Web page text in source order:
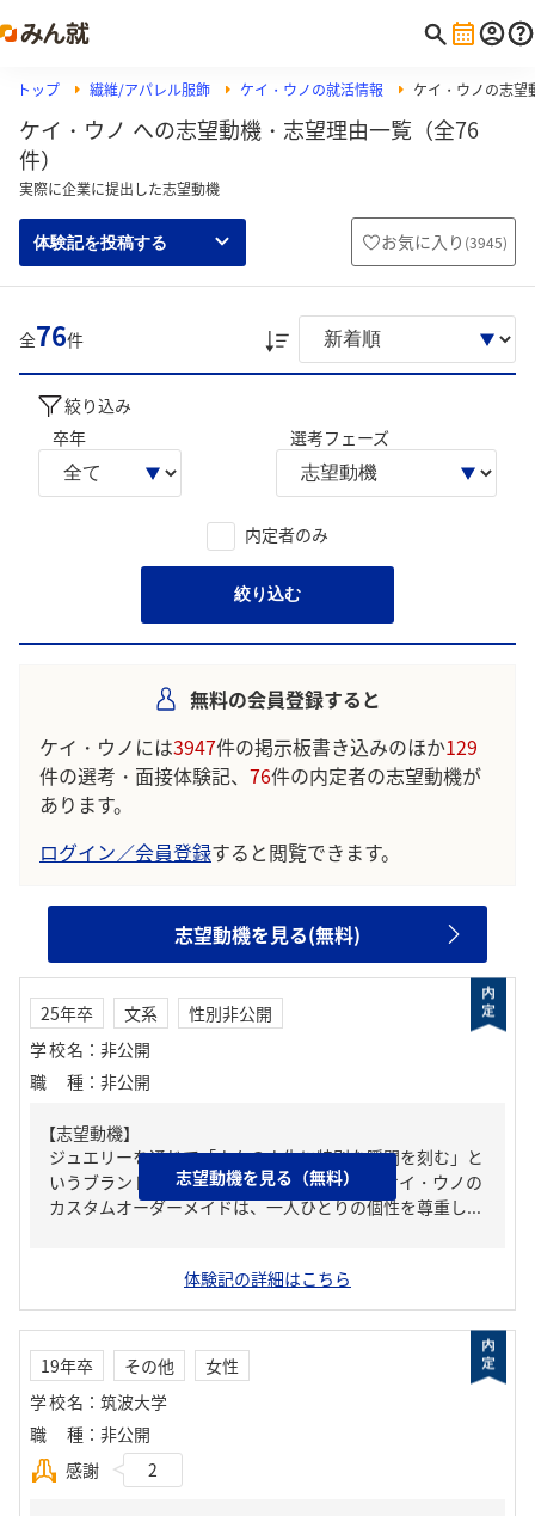
トップ 繊維/アパレル服飾 ケイ・ウノの就活情報 ケイ・ウノの志望
ケイ・ウノ への志望動機・志望理由一覧（全76
件）
実際に企業に提出した志望動機
体験記を投稿する お気に入り (3945)
全76件
絞り込み
卒年
選考フェーズ
内定者のみ
絞り込む
無料の会員登録すると
ケイ・ウノには3947件の掲示板書き込みのほか129
件の選考・面接体験記、 76件の内定者の志望動機が
あります。
ログイン／会員登録すると閲覧できます。
志望動機を見る(無料)
25年卒 文系
性別非公開
学校名 ： 非公開
職種 ： 非公開
【志望動機】
ジュエリーを通じて「人々の人生に特別な瞬間を刻む」と
いうブランド理念に強く共感したからです。ケイ・ウノの
カスタムオーダーメイドは、一人ひとりの個性を尊重し...
体験記の詳細はこちら
志望動機を見る（無料）
19年卒 その他
女性
学校名 ： 筑波大学
職種 ： 非公開
感謝
2